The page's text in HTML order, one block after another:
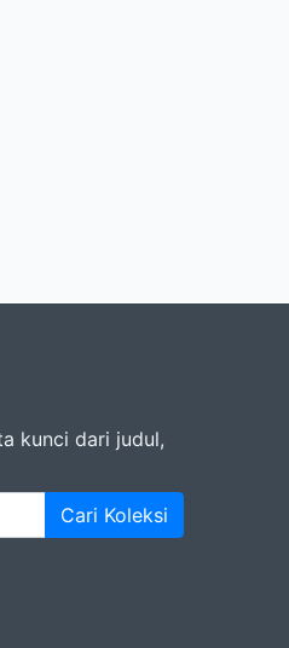
kunci dari judul,
Cari Koleksi